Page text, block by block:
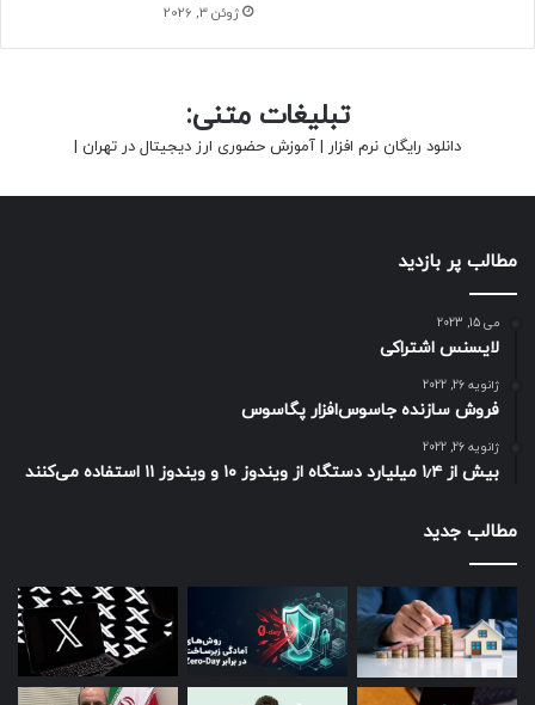
ژوئن 3, 2026
تبلیغات متنی:
دانلود رایگان نرم افزار | آموزش حضوری ارز دیجیتال در تهران |
مطالب پر بازدید
می 15, 2023
لایسنس اشتراکی
ژانویه 26, 2022
فروش سازنده جاسوس‌افزار پگاسوس
ژانویه 26, 2022
بیش از ۱٫۴ میلیارد دستگاه از ویندوز ۱۰ و ویندوز ۱۱ استفاده می‌کنند
مطالب جدید